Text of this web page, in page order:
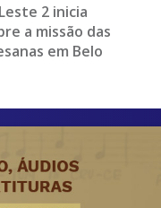
2 inicia
a missão das
em Belo